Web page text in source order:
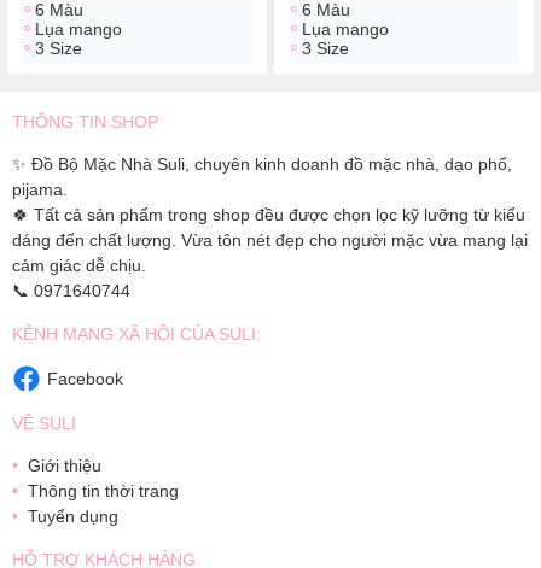
6 Màu
Lụa mango
3 Size
6 Màu
Lụa mango
3 Size
THÔNG TIN SHOP
✨ Đồ Bộ Mặc Nhà Suli, chuyên kinh doanh đồ mặc nhà, dạo phố,
pijama.
🍀 Tất cả sản phẩm trong shop đều được chọn lọc kỹ lưỡng từ kiểu
dáng đến chất lượng. Vừa tôn nét đẹp cho người mặc vừa mang lại
cảm giác dễ chịu.
📞 0971640744
KÊNH MẠNG XÃ HỘI CỦA SULI:
Facebook
VỀ SULI
Giới thiệu
Thông tin thời trang
Tuyển dụng
HỖ TRỢ KHÁCH HÀNG